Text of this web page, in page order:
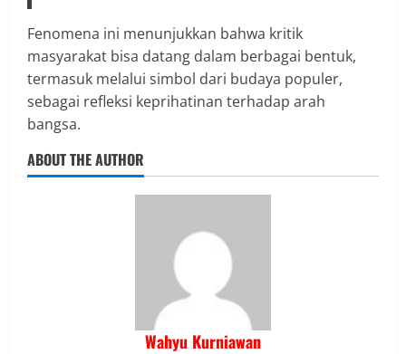
Fenomena ini menunjukkan bahwa kritik
masyarakat bisa datang dalam berbagai bentuk,
termasuk melalui simbol dari budaya populer,
sebagai refleksi keprihatinan terhadap arah
bangsa.
ABOUT THE AUTHOR
Wahyu Kurniawan